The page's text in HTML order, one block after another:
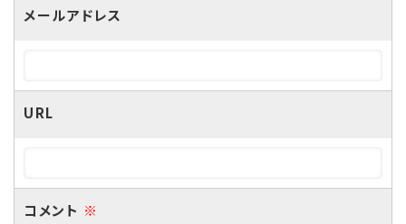
メールアドレス
URL
コメント ※